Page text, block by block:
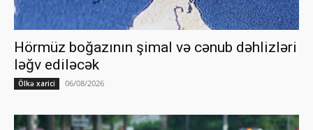
Hörmüz boğazının şimal və cənub dəhlizləri
ləğv ediləcək
Ölkə xarici 06/08/2026